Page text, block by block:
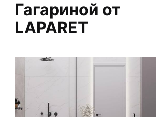
Гагариной от
LAPARET